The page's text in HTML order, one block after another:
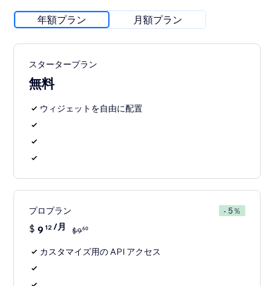
年額プラン 月額プラン
スタータープラン
無料
ウィジェットを自由に配置
プロプラン - 5％
$ 9 12/月 $960
カスタマイズ用の API アクセス